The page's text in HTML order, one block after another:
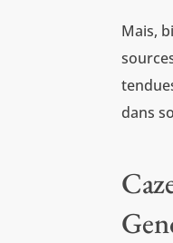
Mais,
dans